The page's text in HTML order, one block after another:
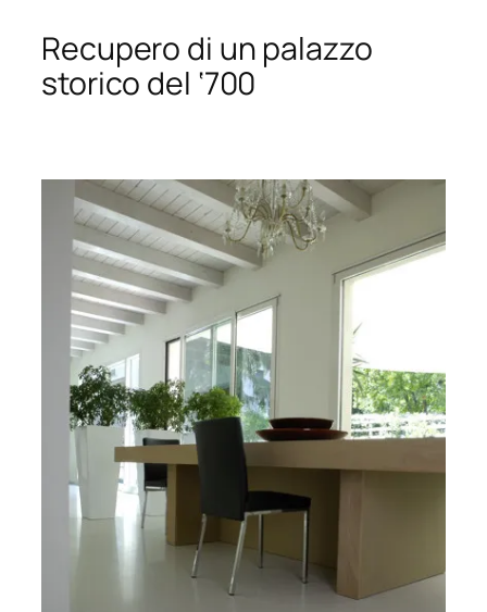
Recupero di un palazzo
storico del ‘700